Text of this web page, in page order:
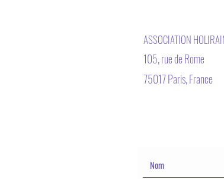
ASSOCIATION
105, rue de Rome
75017 Paris, France